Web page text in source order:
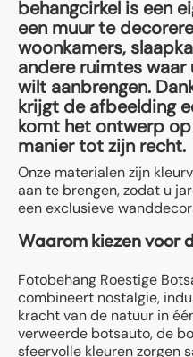
behangcirkel is een
een muur te
woonkamers,
andere ruimtes
wilt aanbrengen.
krijgt de afbeelding
komt het ontwerp
manier tot zijn recht.
Onze materialen zijn
aan te brengen, zodat u
een exclusieve
Waarom kiezen voor
Fotobehang Roestige
combineert nostalgie,
kracht van de natuur in
verweerde botsauto, de
sfeervolle kleuren zorgen